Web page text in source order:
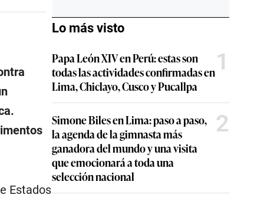
Estados
Lo más visto
Papa León XIV en Perú: estas son
todas las actividades confirmadas en
Lima, Chiclayo, Cusco y Pucallpa
1
Simone Biles en Lima: paso a paso,
la agenda de la gimnasta más
ganadora del mundo y una visita
que emocionará a toda una
selección nacional
2